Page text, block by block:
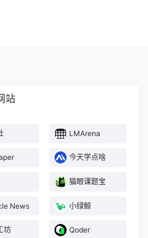
站
LMArena
今天学点啥
猫眼课题宝
News 小绿鲸
坊 Qoder